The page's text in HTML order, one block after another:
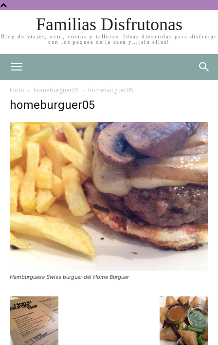
Familias Disfrutonas
Blog de viajes, ocio, cocina y talleres. Ideas divertidas para disfrutar
con los peques de la casa y…¡sin ellos!
Inicio homeburguer05 homeburguer05
homeburguer05
Hamburguesa Swiss burguer del Home Burguer